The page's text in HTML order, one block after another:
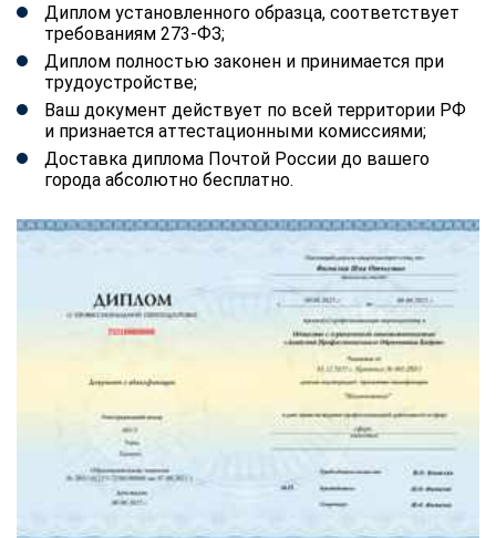
Диплом установленного образца, соответствует
требованиям 273-ФЗ;
Диплом полностью законен и принимается при
трудоустройстве;
Ваш документ действует по всей территории РФ
и признается аттестационными комиссиями;
Доставка диплома Почтой России до вашего
города абсолютно бесплатно.